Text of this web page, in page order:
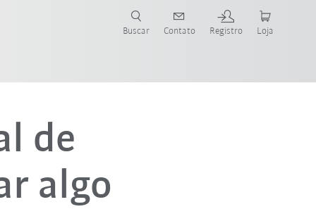
Buscar Contato Registro Loja
de
algo